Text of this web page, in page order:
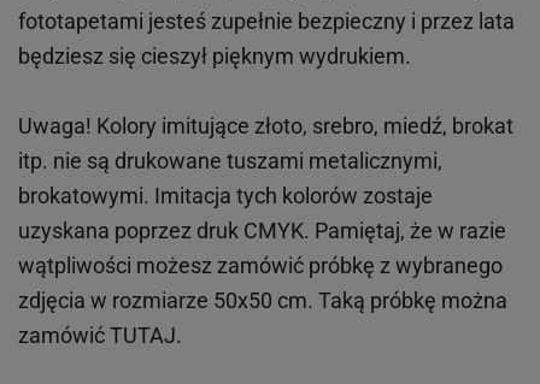
fototapetami jesteś zupełnie bezpieczny i przez lata
będziesz się cieszył pięknym wydrukiem.
Uwaga! Kolory imitujące złoto, srebro, miedź, brokat
itp. nie są drukowane tuszami metalicznymi,
brokatowymi. Imitacja tych kolorów zostaje
uzyskana poprzez druk CMYK. Pamiętaj, że w razie
wątpliwości możesz zamówić próbkę z wybranego
zdjęcia w rozmiarze 50x50 cm. Taką próbkę można
zamówićTUTAJ.